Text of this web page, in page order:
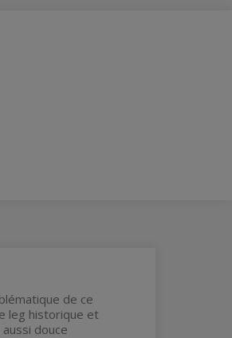
de ce
leg historique et
douce